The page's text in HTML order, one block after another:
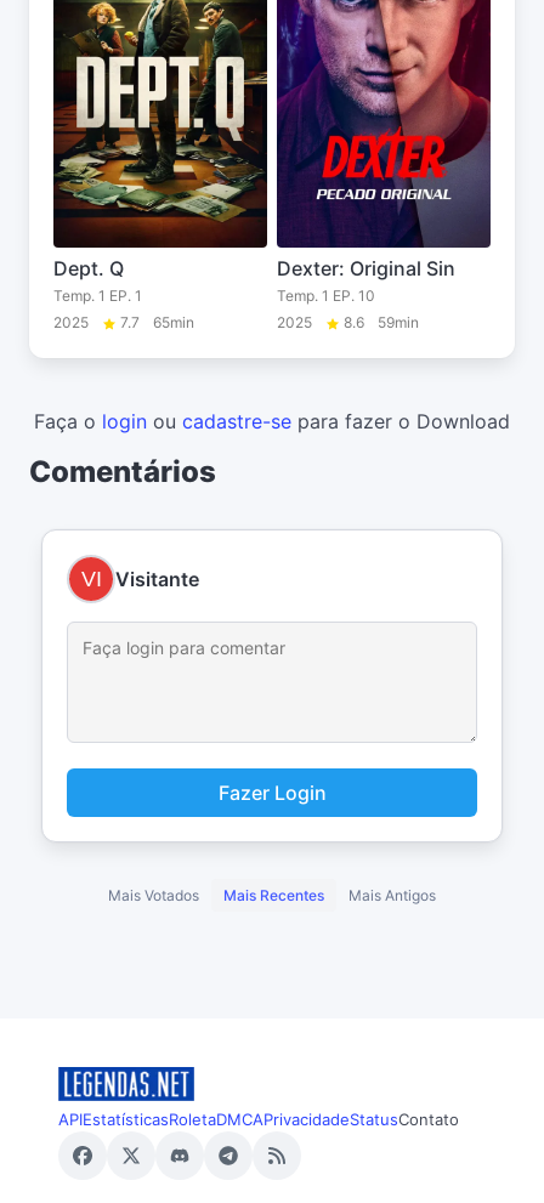
Dept. Q
Temp. 1 EP. 1
2025
7.7 65min
Dexter: Original Sin
Temp. 1 EP. 10
2025
8.6 59min
Faça o login ou cadastre-se para fazer o Download
Comentários
Visitante
Fazer Login
Mais Votados Mais Recentes Mais Antigos
APIEstatísticasRoletaDMCAPrivacidadeStatusContato